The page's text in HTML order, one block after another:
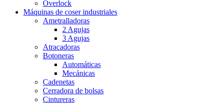
Overlock
Máquinas de coser industriales
Ametralladoras
2 Agujas
3 Agujas
Atracadoras
Botoneras
Automáticas
Mecánicas
Cadenetas
Cerradora de bolsas
Cintureras